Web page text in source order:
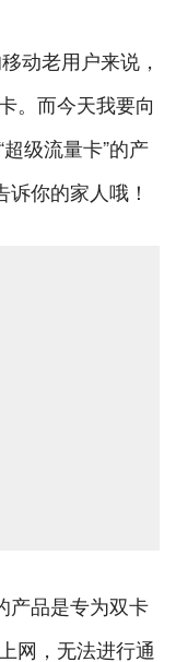
动老用户来说，
。而今天我要向
级流量卡”的产
你的家人哦！
产品是专为双卡
网，无法进行通